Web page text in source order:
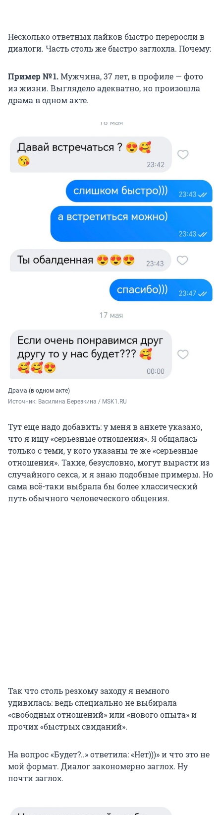
Несколько ответных лайков быстро переросли в
диалоги. Часть столь же быстро заглохла. Почему:
Пример № 1.Мужчина, 37 лет, в профиле — фото
из жизни. Выглядело адекватно, но произошла
драма в одном акте.
Драма (в одном акте)
Источник: Василина Березкина / MSK1.RU
Тут еще надо добавить: у меня в анкете указано,
что я ищу «серьезные отношения». Я общалась
только с теми, у кого указаны те же «серьезные
отношения». Такие, безусловно, могут вырасти из
случайного секса, и я знаю подобные примеры. Но
сама всё-таки выбрала бы более классический
путь обычного человеческого общения.
Так что столь резкому заходу я немного
удивилась: ведь специально не выбирала
«свободных отношений» или «нового опыта» и
прочих «быстрых свиданий».
На вопрос «Будет?..» ответила: «Нет)))» и что это не
мой формат. Диалог закономерно заглох. Ну
почти заглох.